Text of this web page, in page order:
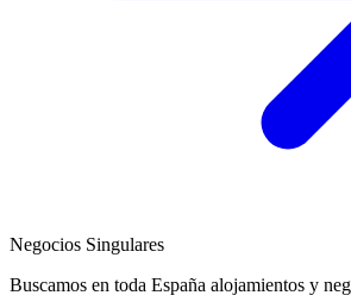
Negocios Singulares
Buscamos en toda España alojamientos y